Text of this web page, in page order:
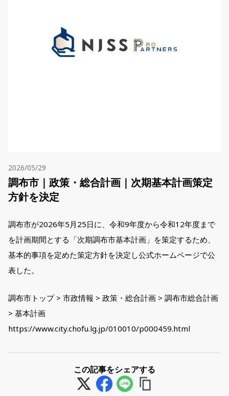
2026/05/29
調布市｜政策・総合計画｜次期基本計画策定
方針を決定
調布市が2026年5月25日に、令和9年度から令和12年度まで
を計画期間とする「次期調布市基本計画」を策定するため、
基本的事項を定めた策定方針を決定し公式ホームページで公
表した。
調布市トップ > 市政情報 > 政策・総合計画 > 調布市総合計画
> 基本計画
https://www.city.chofu.lg.jp/010010/p000459.html
この記事をシェアする